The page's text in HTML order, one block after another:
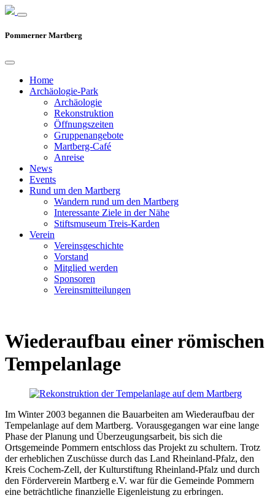
Pommerner Martberg
Home
Archäologie-Park
Archäologie
Rekonstruktion
Öffnungszeiten
Gruppenangebote
Martberg-Café
Anreise
News
Events
Rund um den Martberg
Wandern rund um den Martberg
Interessante Ziele in der Nähe
Stiftsmuseum Treis-Karden
Verein
Vereinsgeschichte
Vorstand
Mitglied werden
Sponsoren
Vereinsmitteilungen
Wiederaufbau einer römischen
Tempelanlage
Im Winter 2003 begannen die Bauarbeiten am Wiederaufbau der
Tempelanlage auf dem Martberg. Vorausgegangen war eine lange
Phase der Planung und Überzeugungsarbeit, bis sich die
Ortsgemeinde Pommern entschloss das Projekt zu schultern. Trotz
der erheblichen Zuschüsse durch das Land Rheinland-Pfalz, den
Kreis Cochem-Zell, der Kulturstiftung Rheinland-Pfalz und durch
den Förderverein Martberg e.V. war für die Gemeinde Pommern
eine beträchtliche finanzielle Eigenleistung zu erbringen.